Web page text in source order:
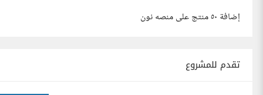
إضافة ٥٠ منتج على منصه نون
تقدم للمشروع